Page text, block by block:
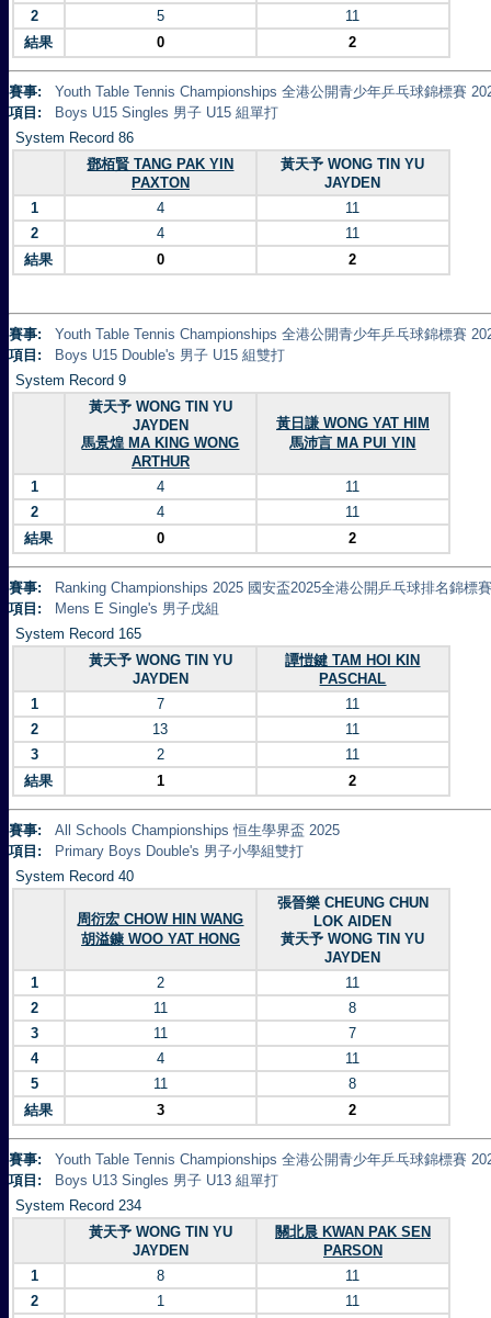
2
5
11
結果
0 2
賽事:
Youth Table Tennis Championships 全港公開青少年乒乓球錦標賽
項目:
Boys U15 Singles 男子 U15 組單打
System Record 86
鄧栢賢 TANG PAK YIN
PAXTON
黃天予 WONG TIN YU
JAYDEN
1
4
11
2
4
11
結果
0 2
賽事:
Youth Table Tennis Championships 全港公開青少年乒乓球錦標賽
項目:
Boys U15 Double's 男子 U15 組雙打
System Record 9
黃天予 WONG TIN YU
JAYDEN
馬景煌 MA KING WONG
ARTHUR
黃日謙 WONG YAT HIM
馬沛言 MA PUI YIN
1 4
11
2
4
11
結果
0 2
賽事:
Ranking Championships 2025 國安盃2025全港公開乒乓球排名錦標
項目:
Mens E Single's 男子戊組
System Record 165
黃天予 WONG TIN YU
JAYDEN
譚愷鍵 TAM HOI KIN
PASCHAL
1
7
11
2
13
11
3
2
11
結果
1 2
賽事:
All Schools Championships 恒生學界盃 2025
項目:
Primary Boys Double's 男子小學組雙打
System Record 40
周衍宏 CHOW HIN WANG
胡溢鏮 WOO YAT HONG
張晉樂 CHEUNG CHUN
LOK AIDEN
黃天予 WONG TIN YU
JAYDEN
1
2
11
2
11
8
3
11
7
4
4
11
5
11
8
結果
3 2
賽事:
Youth Table Tennis Championships 全港公開青少年乒乓球錦標賽
項目:
Boys U13 Singles 男子 U13 組單打
System Record 234
黃天予 WONG TIN YU
JAYDEN
關北晨 KWAN PAK SEN
PARSON
1
8
11
2
1
11